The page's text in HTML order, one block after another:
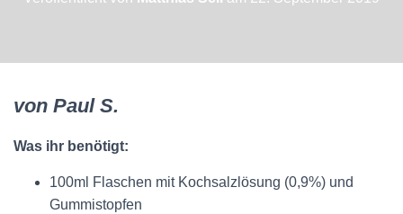
von Paul S.
Was ihr benötigt:
100ml Flaschen mit Kochsalzlösung (0,9%) und
Gummistopfen